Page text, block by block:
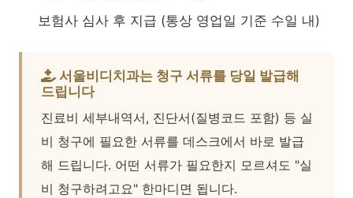
보험사 심사 후 지급 (통상 영업일 기준 수일 내)
서울비디치과는 청구 서류를 당일 발급해
드립니다
진료비 세부내역서, 진단서(질병코드 포함) 등 실
비 청구에 필요한 서류를 데스크에서 바로 발급
해 드립니다. 어떤 서류가 필요한지 모르셔도 "실
비 청구하려고요" 한마디면 됩니다.